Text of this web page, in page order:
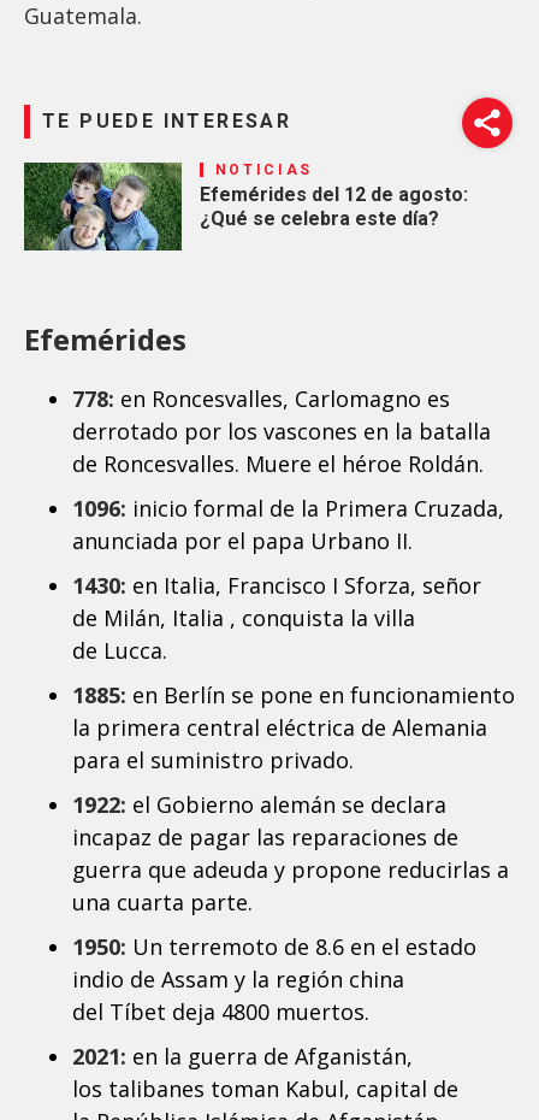
Guatemala.
TE PUEDE INTERESAR
NOTICIAS
Efemérides del 12 de agosto:
¿Qué se celebra este día?
Efemérides
778: en Roncesvalles, Carlomagno es
derrotado por los vascones en la batalla
de Roncesvalles. Muere el héroe Roldán.
1096: inicio formal de la Primera Cruzada,
anunciada por el papa Urbano II.
1430: en Italia, Francisco I Sforza, señor
de Milán, Italia , conquista la villa
de Lucca.
1885: en Berlín se pone en funcionamiento
la primera central eléctrica de Alemania
para el suministro privado.
1922: el Gobierno alemán se declara
incapaz de pagar las reparaciones de
guerra que adeuda y propone reducirlas a
una cuarta parte.
1950: Un terremoto de 8.6 en el estado
indio de Assam y la región china
del Tíbet deja 4800 muertos.
2021: en la guerra de Afganistán,
los talibanes toman Kabul, capital de